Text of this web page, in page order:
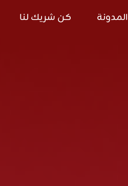
المدونة كن شريك لنا